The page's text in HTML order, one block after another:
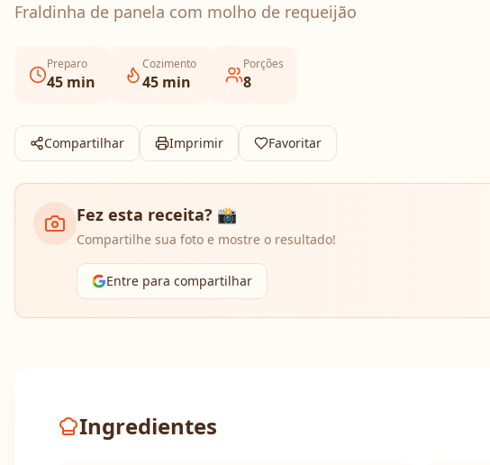
Fraldinha de panela com molho de requeijão
Preparo
45 min
Cozimento
45 min
Porções
8
Compartilhar Imprimir Favoritar
Fez esta receita? 📸
Compartilhe sua foto e mostre o resultado!
Entre para compartilhar
Ingredientes